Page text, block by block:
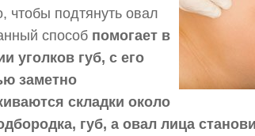
чтобы подтянуть овал
способ помогает в
уголков губ, с его
заметно
складки около
губ, а овал лица